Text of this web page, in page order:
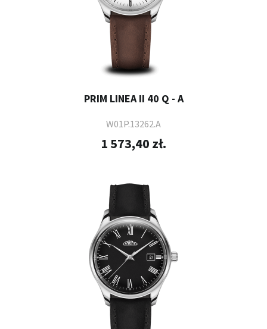
PRIM LINEA II 40 Q - A
W01P.13262.A
1 573,40 zł.